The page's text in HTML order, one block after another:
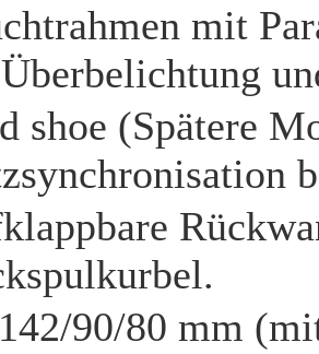
mit
shoe (Spätere
90/80 mm